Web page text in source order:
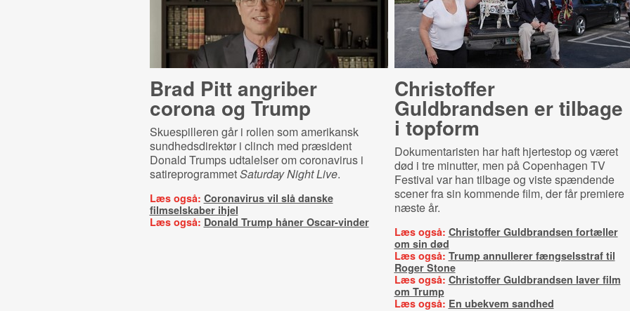
Brad Pitt angriber
corona og Trump
Skuespilleren går i rollen som amerikansk
sundhedsdirektør i clinch med præsident
Donald Trumps udtalelser om coronavirus i
satireprogrammetSaturday Night Live.
Læs også: Coronavirus vil slå danske
filmselskaber ihjel
Læs også: Donald Trump håner Oscar-vinder
Christoffer
Guldbrandsen er tilbage
i topform
Dokumentaristen har haft hjertestop og været
død i tre minutter, men på Copenhagen TV
Festival var han tilbage og viste spændende
scener fra sin kommende film, der får premiere
næste år.
Læs også: Christoffer Guldbrandsen fortæller
om sin død
Læs også: Trump annullerer fængselsstraf til
Roger Stone
Læs også: Christoffer Guldbrandsen laver film
om Trump
Læs også: En ubekvem sandhed